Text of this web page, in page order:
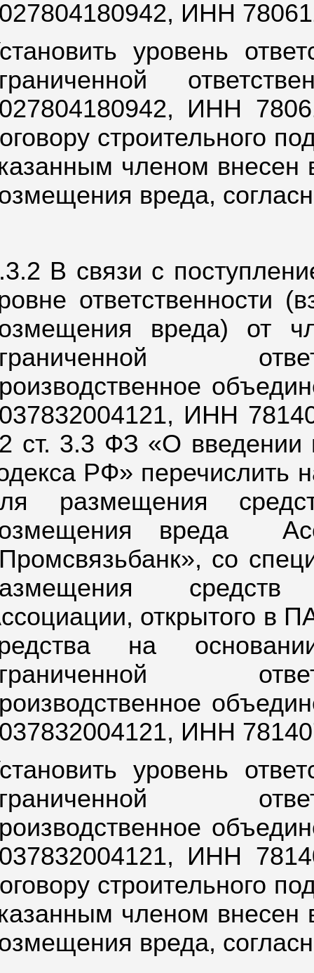
ИНН
уровень
ИНН
строительного
членом внесен
вреда,
В связи с
ответственности
вреда) от
ИНН
ст. 3.3 ФЗ «О введении
РФ» перечислить
размещения
вреда
со
средств
открытого в
на
ИНН
уровень
ИНН
строительного
членом внесен
вреда,